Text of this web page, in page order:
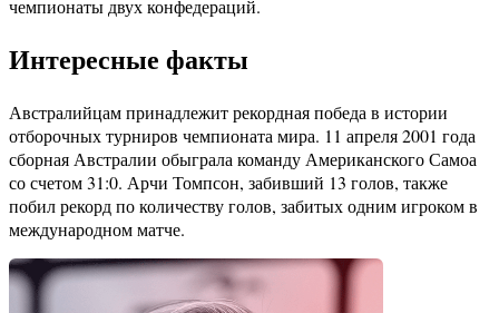
чемпионаты двух конфедераций.
Интересные факты
Австралийцам принадлежит рекордная победа в истории
отборочных турниров чемпионата мира. 11 апреля 2001 года
сборная Австралии обыграла команду Американского Самоа
со счетом 31:0. Арчи Томпсон, забивший 13 голов, также
побил рекорд по количеству голов, забитых одним игроком в
международном матче.